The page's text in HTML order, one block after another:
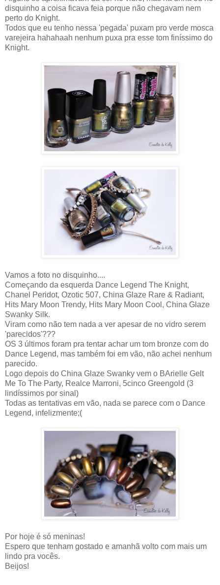
disquinho a coisa ficava feia porque não chegavam nem
perto do Knight.
Todos que eu tenho nessa 'pegada' puxam pro verde mosca
varejeira hahahaah nenhum puxa pra esse tom finíssimo do
Knight.
Vamos a foto no disquinho....
Começando da esquerda Dance Legend The Knight,
Chanel Peridot, Ozotic 507, China Glaze Rare & Radiant,
Hits Mary Moon Trendy, Hits Mary Moon Cool, China Glaze
Swanky Silk.
Viram como não tem nada a ver apesar de no vidro serem
'parecidos'???
OS 3 últimos foram pra tentar achar um tom bronze com do
Dance Legend, mas também foi em vão, não achei nenhum
parecido.
Logo depois do China Glaze Swanky vem o BArielle Gelt
Me To The Party, Realce Marroni, 5cinco Greengold (3
lindíssimos por sinal)
Todas as tentativas em vão, nada se parece com o Dance
Legend, infelizmente;(
Por hoje é só meninas!
Espero que tenham gostado e amanhã volto com mais um
lindo pra vocês.
Beijos!